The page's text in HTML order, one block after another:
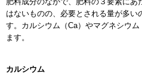
はないものの、必要とされる量が多
す。カルシウム（Ca）やマグネシウ
ます。
カルシウム